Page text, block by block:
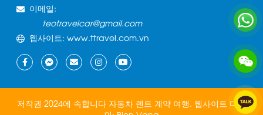
이메일:
teotravelcar@gmail.com
웹사이트: www.ttravel.com.vn
저작권 2024에 속합니다 자동차 렌트 계약 여행. 웹사이트 디자